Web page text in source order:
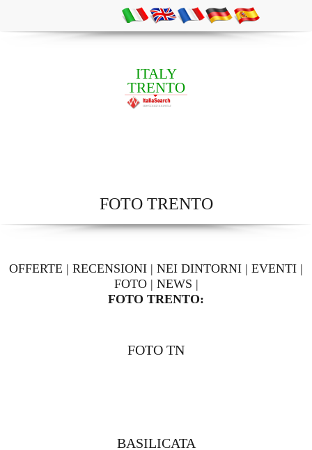
ITALY
TRENTO
FOTO TRENTO
OFFERTE | RECENSIONI | NEI DINTORNI | EVENTI |
FOTO| NEWS |
FOTO TRENTO:
FOTO TN
BASILICATA